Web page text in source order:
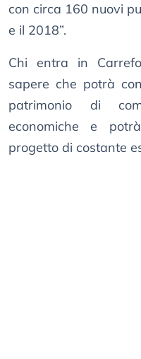
con circa 160 nuovi
e il 2018”.
Chi entra in
sapere che potrà
patrimonio di
economiche e
progetto di costante